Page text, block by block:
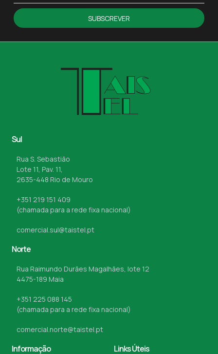
SUBSCREVER
Sul
Rua S. Sebastião
Lote 11, Pav. 11,
2635-448 Rio de Mouro
+351 219 151 409
(chamada para a rede fixa nacional)
comercial.sul@taistel.pt
Norte
Rua Raimundo Durães Magalhães, lote 12
4475-189 Maia
+351 225 088 145
(chamada para a rede fixa nacional)
comercial.norte@taistel.pt
Informação Links Úteis